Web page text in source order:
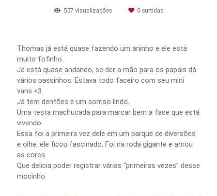
557 visualizações 0 curtidas
Thomas já está quase fazendo um aninho e ele está
muito fofinho.
Já está quase andando, se der a mão para os papais dá
vários passinhos. Estava todo faceiro com seu mini
vans <3
Já tem dentões e um sorriso lindo.
Uma testa machucada para marcar bem a fase que está
vivendo.
Essa foi a primeira vez dele em um parque de diversões
e olhe, ele ficou fascinado. Foi na roda gigante e amou
as cores.
Que delicia poder registrar várias “primeiras vezes” desse
mocinho.